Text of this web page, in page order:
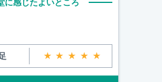
に感じたよいところ
★★★★★